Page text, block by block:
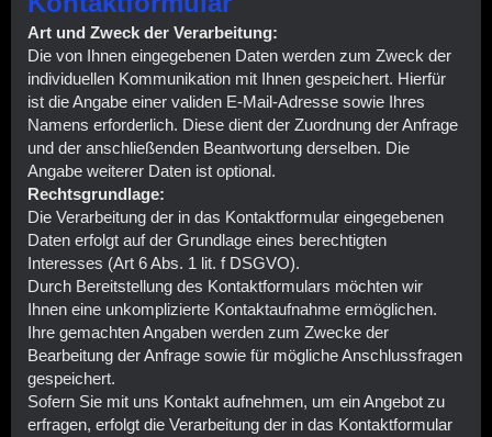
Art und Zweck der Verarbeitung:
Die von Ihnen eingegebenen Daten werden zum Zweck der
individuellen Kommunikation mit Ihnen gespeichert. Hierfür
ist die Angabe einer validen E-Mail-Adresse sowie Ihres
Namens erforderlich. Diese dient der Zuordnung der Anfrage
und der anschließenden Beantwortung derselben. Die
Angabe weiterer Daten ist optional.
Rechtsgrundlage:
Die Verarbeitung der in das Kontaktformular eingegebenen
Daten erfolgt auf der Grundlage eines berechtigten
Interesses (Art 6 Abs. 1 lit. f DSGVO).
Durch Bereitstellung des Kontaktformulars möchten wir
Ihnen eine unkomplizierte Kontaktaufnahme ermöglichen.
Ihre gemachten Angaben werden zum Zwecke der
Bearbeitung der Anfrage sowie für mögliche Anschlussfragen
gespeichert.
Sofern Sie mit uns Kontakt aufnehmen, um ein Angebot zu
erfragen, erfolgt die Verarbeitung der in das Kontaktformular